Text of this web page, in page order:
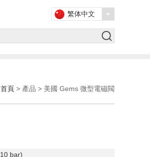
繁体中文
首頁 > 產品 > 美國 Gems 微型電磁閥
bar)